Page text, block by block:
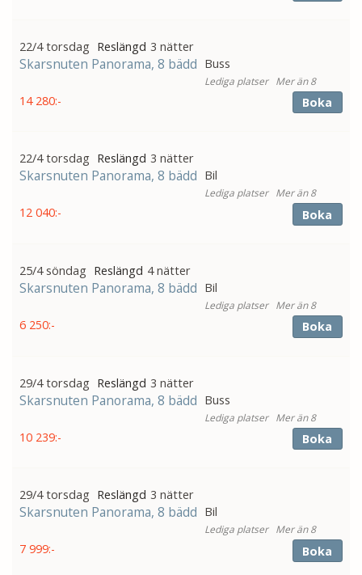
22/4 torsdag 3 nätter
Skarsnuten Panorama, 8 bädd Buss
Mer än 8
14 280:- Boka
22/4 torsdag 3 nätter
Skarsnuten Panorama, 8 bädd Bil
Mer än 8
12 040:- Boka
25/4 söndag 4 nätter
Skarsnuten Panorama, 8 bädd Bil
Mer än 8
6 250:- Boka
29/4 torsdag 3 nätter
Skarsnuten Panorama, 8 bädd Buss
Mer än 8
10 239:- Boka
29/4 torsdag 3 nätter
Skarsnuten Panorama, 8 bädd Bil
Mer än 8
7 999:- Boka